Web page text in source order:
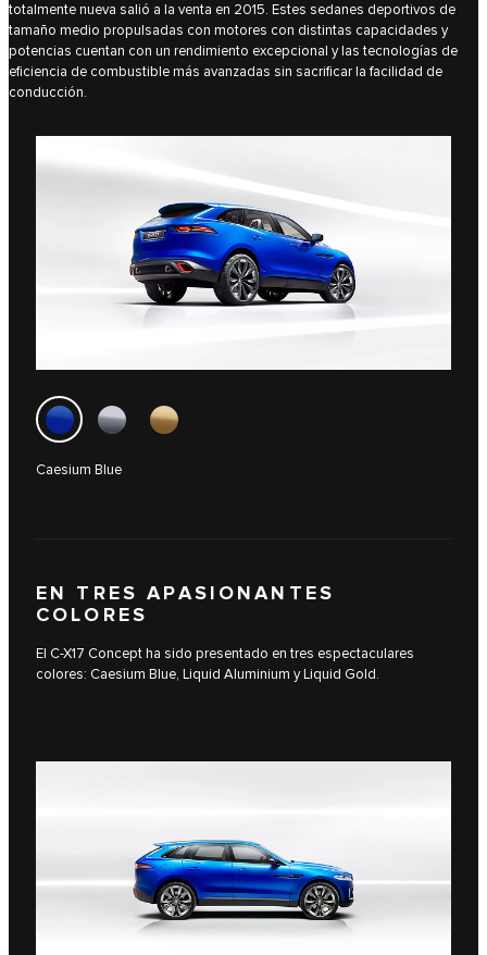
totalmente nueva salió a la venta en 2015. Estes sedanes deportivos de
tamaño medio propulsadas con motores con distintas capacidades y
potencias cuentan con un rendimiento excepcional y las tecnologías de
eficiencia de combustible más avanzadas sin sacrificar la facilidad de
conducción.
Caesium Blue
EN TRES APASIONANTES
COLORES
El C-X17 Concept ha sido presentado en tres espectaculares
colores: Caesium Blue, Liquid Aluminium y Liquid Gold.